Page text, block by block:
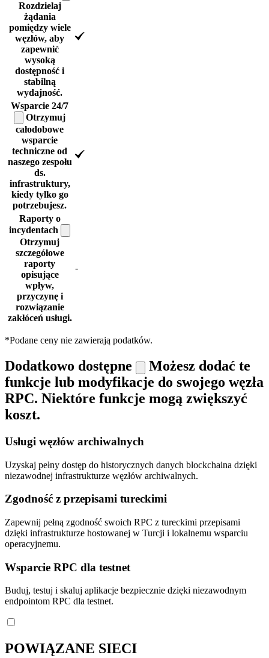
Rozdzielaj
żądania
pomiędzy wiele
węzłów, aby
zapewnić
wysoką
dostępność i
stabilną
wydajność.
Wsparcie 24/7
Otrzymuj
całodobowe
wsparcie
techniczne od
naszego zespołu
ds.
infrastruktury,
kiedy tylko go
potrzebujesz.
Raporty o
incydentach
Otrzymuj
szczegółowe
raporty
opisujące
wpływ,
przyczynę i
rozwiązanie
zakłóceń usługi.
-
*Podane ceny nie zawierają podatków.
Dodatkowo dostępne
Możesz dodać te
funkcje lub modyfikacje do swojego węzła
RPC. Niektóre funkcje mogą zwiększyć
koszt.
Usługi węzłów archiwalnych
Uzyskaj pełny dostęp do historycznych danych blockchaina dzięki
niezawodnej infrastrukturze węzłów archiwalnych.
Zgodność z przepisami tureckimi
Zapewnij pełną zgodność swoich RPC z tureckimi przepisami
dzięki infrastrukturze hostowanej w Turcji i lokalnemu wsparciu
operacyjnemu.
Wsparcie RPC dla testnet
Buduj, testuj i skaluj aplikacje bezpiecznie dzięki niezawodnym
endpointom RPC dla testnet.
POWIĄZANE SIECI